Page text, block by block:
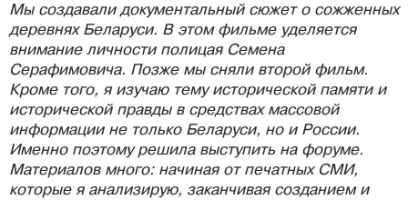
Мы создавали документальный сюжет о сожженных
деревнях Беларуси. В этом фильме уделяется
внимание личности полицая Семена
Серафимовича. Позже мы сняли второй фильм.
Кроме того, я изучаю тему исторической памяти и
исторической правды в средствах массовой
информации не только Беларуси, но и России.
Именно поэтому решила выступить на форуме.
Материалов много: начиная от печатных СМИ,
которые я анализирую, заканчивая созданием и